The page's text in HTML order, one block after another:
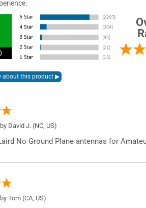
David J. (NC, US)
No Ground Plane antennas for
Tom (CA, US)